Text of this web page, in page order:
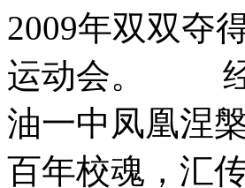
2009年双双夺
运动会。 经
油一中凤凰涅
百年校魂，汇